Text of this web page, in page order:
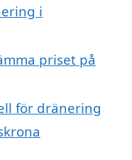
i
priset på
för dränering